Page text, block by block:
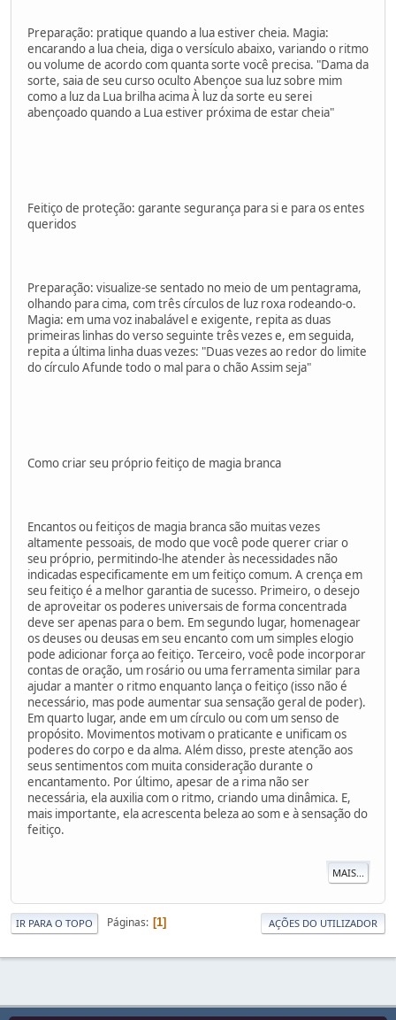
Preparação: pratique quando a lua estiver cheia. Magia:
encarando a lua cheia, diga o versículo abaixo, variando o ritmo
ou volume de acordo com quanta sorte você precisa. "Dama da
sorte, saia de seu curso oculto Abençoe sua luz sobre mim
como a luz da Lua brilha acima À luz da sorte eu serei
abençoado quando a Lua estiver próxima de estar cheia"
Feitiço de proteção: garante segurança para si e para os entes
queridos
Preparação: visualize-se sentado no meio de um pentagrama,
olhando para cima, com três círculos de luz roxa rodeando-o.
Magia: em uma voz inabalável e exigente, repita as duas
primeiras linhas do verso seguinte três vezes e, em seguida,
repita a última linha duas vezes: "Duas vezes ao redor do limite
do círculo Afunde todo o mal para o chão Assim seja"
Como criar seu próprio feitiço de magia branca
Encantos ou feitiços de magia branca são muitas vezes
altamente pessoais, de modo que você pode querer criar o
seu próprio, permitindo-lhe atender às necessidades não
indicadas especificamente em um feitiço comum. A crença em
seu feitiço é a melhor garantia de sucesso. Primeiro, o desejo
de aproveitar os poderes universais de forma concentrada
deve ser apenas para o bem. Em segundo lugar, homenagear
os deuses ou deusas em seu encanto com um simples elogio
pode adicionar força ao feitiço. Terceiro, você pode incorporar
contas de oração, um rosário ou uma ferramenta similar para
ajudar a manter o ritmo enquanto lança o feitiço (isso não é
necessário, mas pode aumentar sua sensação geral de poder).
Em quarto lugar, ande em um círculo ou com um senso de
propósito. Movimentos motivam o praticante e unificam os
poderes do corpo e da alma. Além disso, preste atenção aos
seus sentimentos com muita consideração durante o
encantamento. Por último, apesar de a rima não ser
necessária, ela auxilia com o ritmo, criando uma dinâmica. E,
mais importante, ela acrescenta beleza ao som e à sensação do
feitiço.
MAIS...
IR PARA O TOPO Páginas 1 AÇÕES DO UTILIZADOR